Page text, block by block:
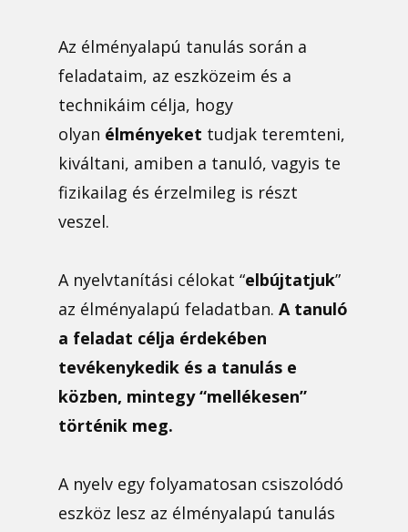
Az élményalapú tanulás során a
feladataim, az eszközeim és a
technikáim célja, hogy
olyan élményeket tudjak teremteni,
kiváltani, amiben a tanuló, vagyis te
fizikailag és érzelmileg is részt
veszel.
A nyelvtanítási célokat “elbújtatjuk”
az élményalapú feladatban. A tanuló
a feladat célja érdekében
tevékenykedik és a tanulás e
közben, mintegy “mellékesen”
történik meg.
A nyelv egy folyamatosan csiszolódó
eszköz lesz az élményalapú tanulás